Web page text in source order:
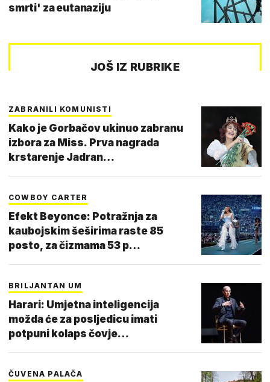
smrti' za eutanaziju
JOŠ IZ RUBRIKE
ZABRANILI KOMUNISTI
Kako je Gorbačov ukinuo zabranu
izbora za Miss. Prva nagrada
krstarenje Jadran…
COWBOY CARTER
Efekt Beyonce: Potražnja za
kaubojskim šeširima raste 85
posto, za čizmama 53 p…
BRILJANTAN UM
Harari: Umjetna inteligencija
možda će za posljedicu imati
potpuni kolaps čovje…
ČUVENA PALAČA